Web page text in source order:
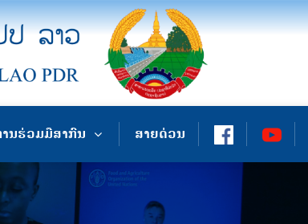
ນຮ່ວມມືສາກົນ ສາຍດ່ວນ